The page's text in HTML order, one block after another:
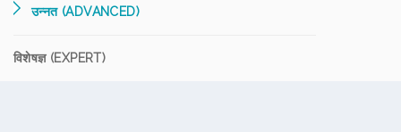
उन्नत (ADVANCED)
विशेषज्ञ (EXPERT)